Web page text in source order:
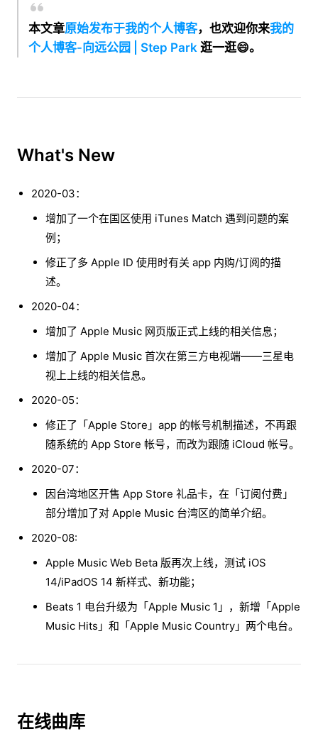
本文章原始发布于我的个人博客，也欢迎你来我的
个人博客-向远公园 | Step Park 逛一逛😄。
What's New
2020-03：
增加了一个在国区使用 iTunes Match 遇到问题的案
例；
修正了多 Apple ID 使用时有关 app 内购/订阅的描
述。
2020-04：
增加了 Apple Music 网页版正式上线的相关信息；
增加了 Apple Music 首次在第三方电视端——三星电
视上上线的相关信息。
2020-05：
修正了「Apple Store」app 的帐号机制描述，不再跟
随系统的 App Store 帐号，而改为跟随 iCloud 帐号。
2020-07：
因台湾地区开售 App Store 礼品卡，在「订阅付费」
部分增加了对 Apple Music 台湾区的简单介绍。
2020-08:
Apple Music Web Beta 版再次上线，测试 iOS
14/iPadOS 14 新样式、新功能；
Beats 1 电台升级为「Apple Music 1」，新增「Apple
Music Hits」和「Apple Music Country」两个电台。
在线曲库